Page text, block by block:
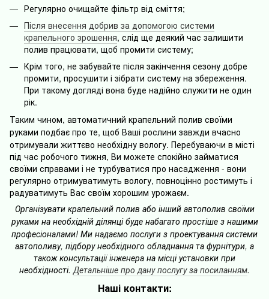
Регулярно очищайте фільтр від сміття;
Після внесення добрив за допомогою системи
крапельного зрошення, слід ще деякий час залишити
полив працювати, щоб промити систему;
Крім того, не забувайте після закінчення сезону добре
промити, просушити і зібрати систему на збереження.
При такому догляді вона буде надійно служити не один
рік.
Таким чином, автоматичний крапельний полив своїми
руками подбає про те, щоб Ваші рослини завжди вчасно
отримували життєво необхідну вологу. Перебуваючи в місті
під час робочого тижня, Ви можете спокійно займатися
своїми справами і не турбуватися про насадження - вони
регулярно отримуватимуть вологу, повноцінно ростимуть і
радуватимуть Вас своїм хорошим урожаєм.
Організувати крапельний полив або інший автополив своїми
руками на необхіднійділянці буде набагато простіше з нашими
професіоналами! Ми надаємо послуги з проектування системи
автополиву, підбору необхідного обладнання та фурнітури, а
також консультації інженера на місці установки при
необхідності. Детальніше про дану послугу за посиланням.
Наші контакти: